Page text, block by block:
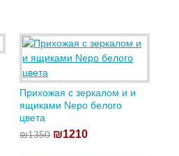
Прихожая с зеркалом и и
ящиками Nepo белого
цвета
₪1350 ₪1210